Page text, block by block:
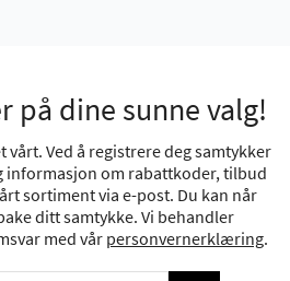
på dine sunne valg!
vårt. Ved å registrere deg samtykker
informasjon om rabattkoder, tilbud
sortiment via e-post. Du kan når
ditt samtykke. Vi behandler
med vår personvernerklæring.